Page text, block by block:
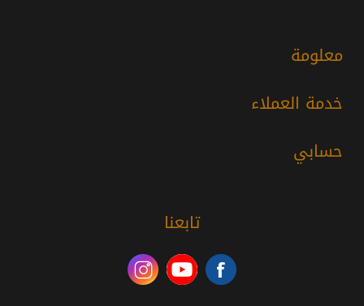
معلومة
خدمة العملاء
حسابي
تابعنا